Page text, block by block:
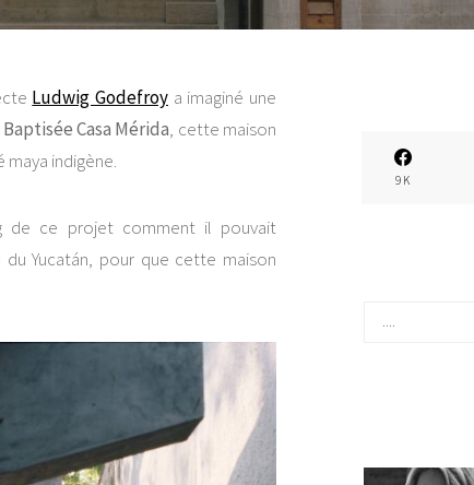
Ludwig Godefroy a imaginé une
Baptisée Casa Mérida, cette maison
indigène.
de ce projet comment il pouvait
Yucatán, pour que cette maison
9K